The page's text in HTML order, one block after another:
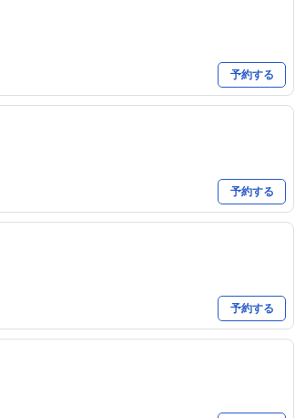
予約する
予約する
予約する